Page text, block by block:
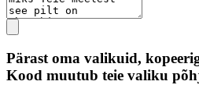
Pärast oma valikuid,
Kood muutub teie valiku